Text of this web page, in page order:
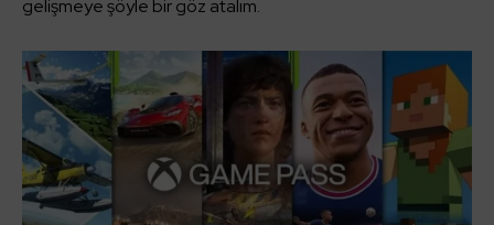
gelişmeye şöyle bir göz atalım.